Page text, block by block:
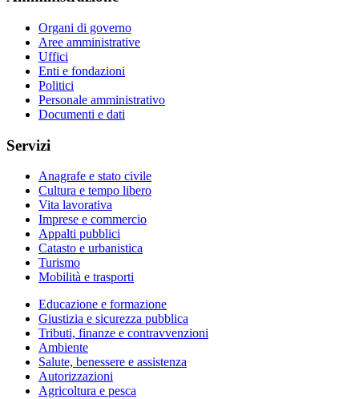
Organi di governo
Aree amministrative
Uffici
Enti e fondazioni
Politici
Personale amministrativo
Documenti e dati
Servizi
Anagrafe e stato civile
Cultura e tempo libero
Vita lavorativa
Imprese e commercio
Appalti pubblici
Catasto e urbanistica
Turismo
Mobilità e trasporti
Educazione e formazione
Giustizia e sicurezza pubblica
Tributi, finanze e contravvenzioni
Ambiente
Salute, benessere e assistenza
Autorizzazioni
Agricoltura e pesca